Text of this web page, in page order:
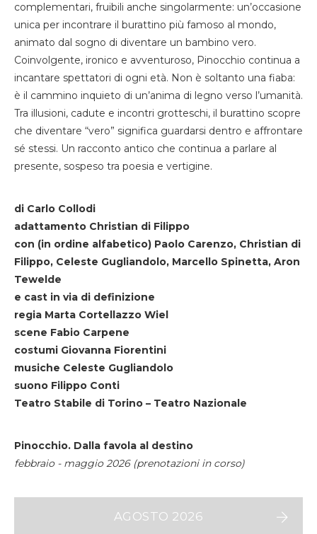
complementari, fruibili anche singolarmente: un’occasione
unica per incontrare il burattino più famoso al mondo,
animato dal sogno di diventare un bambino vero.
Coinvolgente, ironico e avventuroso, Pinocchio continua a
incantare spettatori di ogni età. Non è soltanto una fiaba:
è il cammino inquieto di un’anima di legno verso l’umanità.
Tra illusioni, cadute e incontri grotteschi, il burattino scopre
che diventare “vero” significa guardarsi dentro e affrontare
sé stessi. Un racconto antico che continua a parlare al
presente, sospeso tra poesia e vertigine.
di Carlo Collodi
adattamento Christian di Filippo
con (in ordine alfabetico) Paolo Carenzo, Christian di
Filippo, Celeste Gugliandolo, Marcello Spinetta, Aron
Tewelde
e cast in via di definizione
regia Marta Cortellazzo Wiel
scene Fabio Carpene
costumi Giovanna Fiorentini
musiche Celeste Gugliandolo
suono Filippo Conti
Teatro Stabile di Torino – Teatro Nazionale
Pinocchio. Dalla favola al destino
febbraio - maggio 2026 (prenotazioni in corso)
AGOSTO 2026